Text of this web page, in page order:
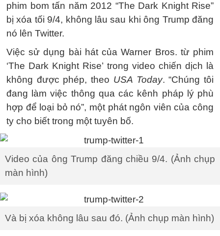
phim bom tấn năm 2012 “The Dark Knight Rise”
bị xóa tối 9/4, không lâu sau khi ông Trump đăng
nó lên Twitter.
Việc sử dụng bài hát của Warner Bros. từ phim
‘The Dark Knight Rise’ trong video chiến dịch là
không được phép, theo USA Today. “Chúng tôi
đang làm việc thông qua các kênh pháp lý phù
hợp để loại bỏ nó”, một phát ngôn viên của công
ty cho biết trong một tuyên bố.
Video của ông Trump đăng chiều 9/4. (Ảnh chụp
màn hình)
Và bị xóa không lâu sau đó. (Ảnh chụp màn hình)